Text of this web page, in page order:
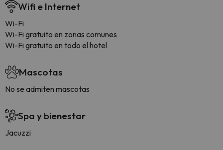
Wifi e Internet
Wi-Fi
Wi-Fi gratuito en zonas comunes
Wi-Fi gratuito en todo el hotel
Mascotas
No se admiten mascotas
Spa y bienestar
Jacuzzi